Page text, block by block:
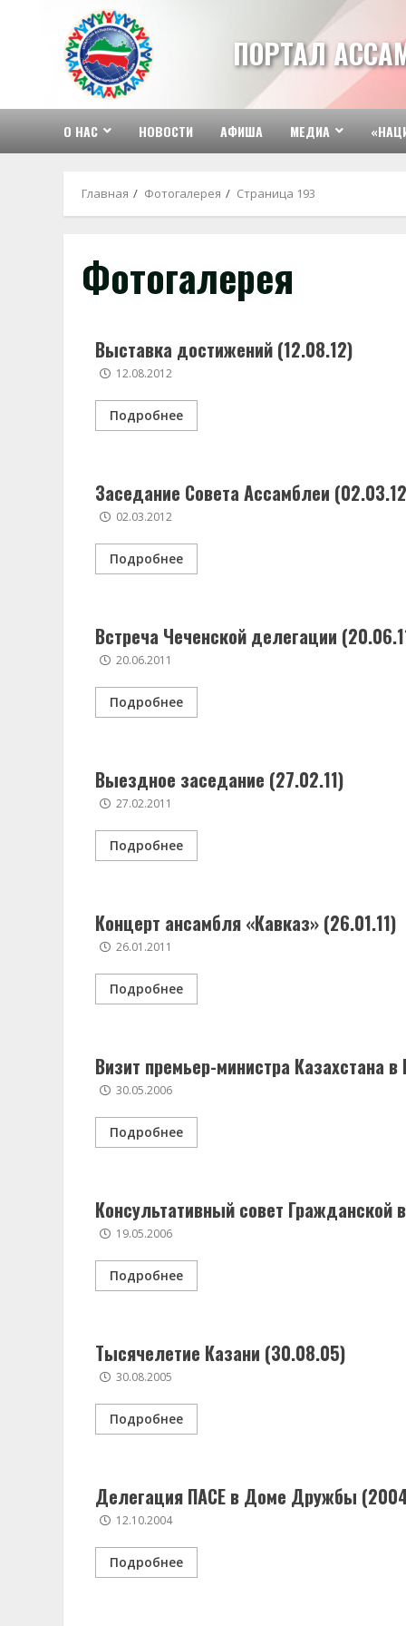
содержимому
ПОРТАЛ
О НАС НОВОСТИ АФИША МЕДИА
Главная Фотогалерея Страница 193
Фотогалерея
Выставка достижений (12.08.12)
12.08.2012
Подробнее
Заседание Совета Ассамблеи
02.03.2012
Подробнее
Встреча Чеченской делегации
20.06.2011
Подробнее
Выездное заседание (27.02.11)
27.02.2011
Подробнее
Концерт ансамбля «Кавказ» (26.01.11)
26.01.2011
Подробнее
Визит премьер-министра Казахстана
30.05.2006
Подробнее
Консультативный совет
19.05.2006
Подробнее
Тысячелетие Казани (30.08.05)
30.08.2005
Подробнее
Делегация ПАСЕ в Доме Дружбы
12.10.2004
Подробнее